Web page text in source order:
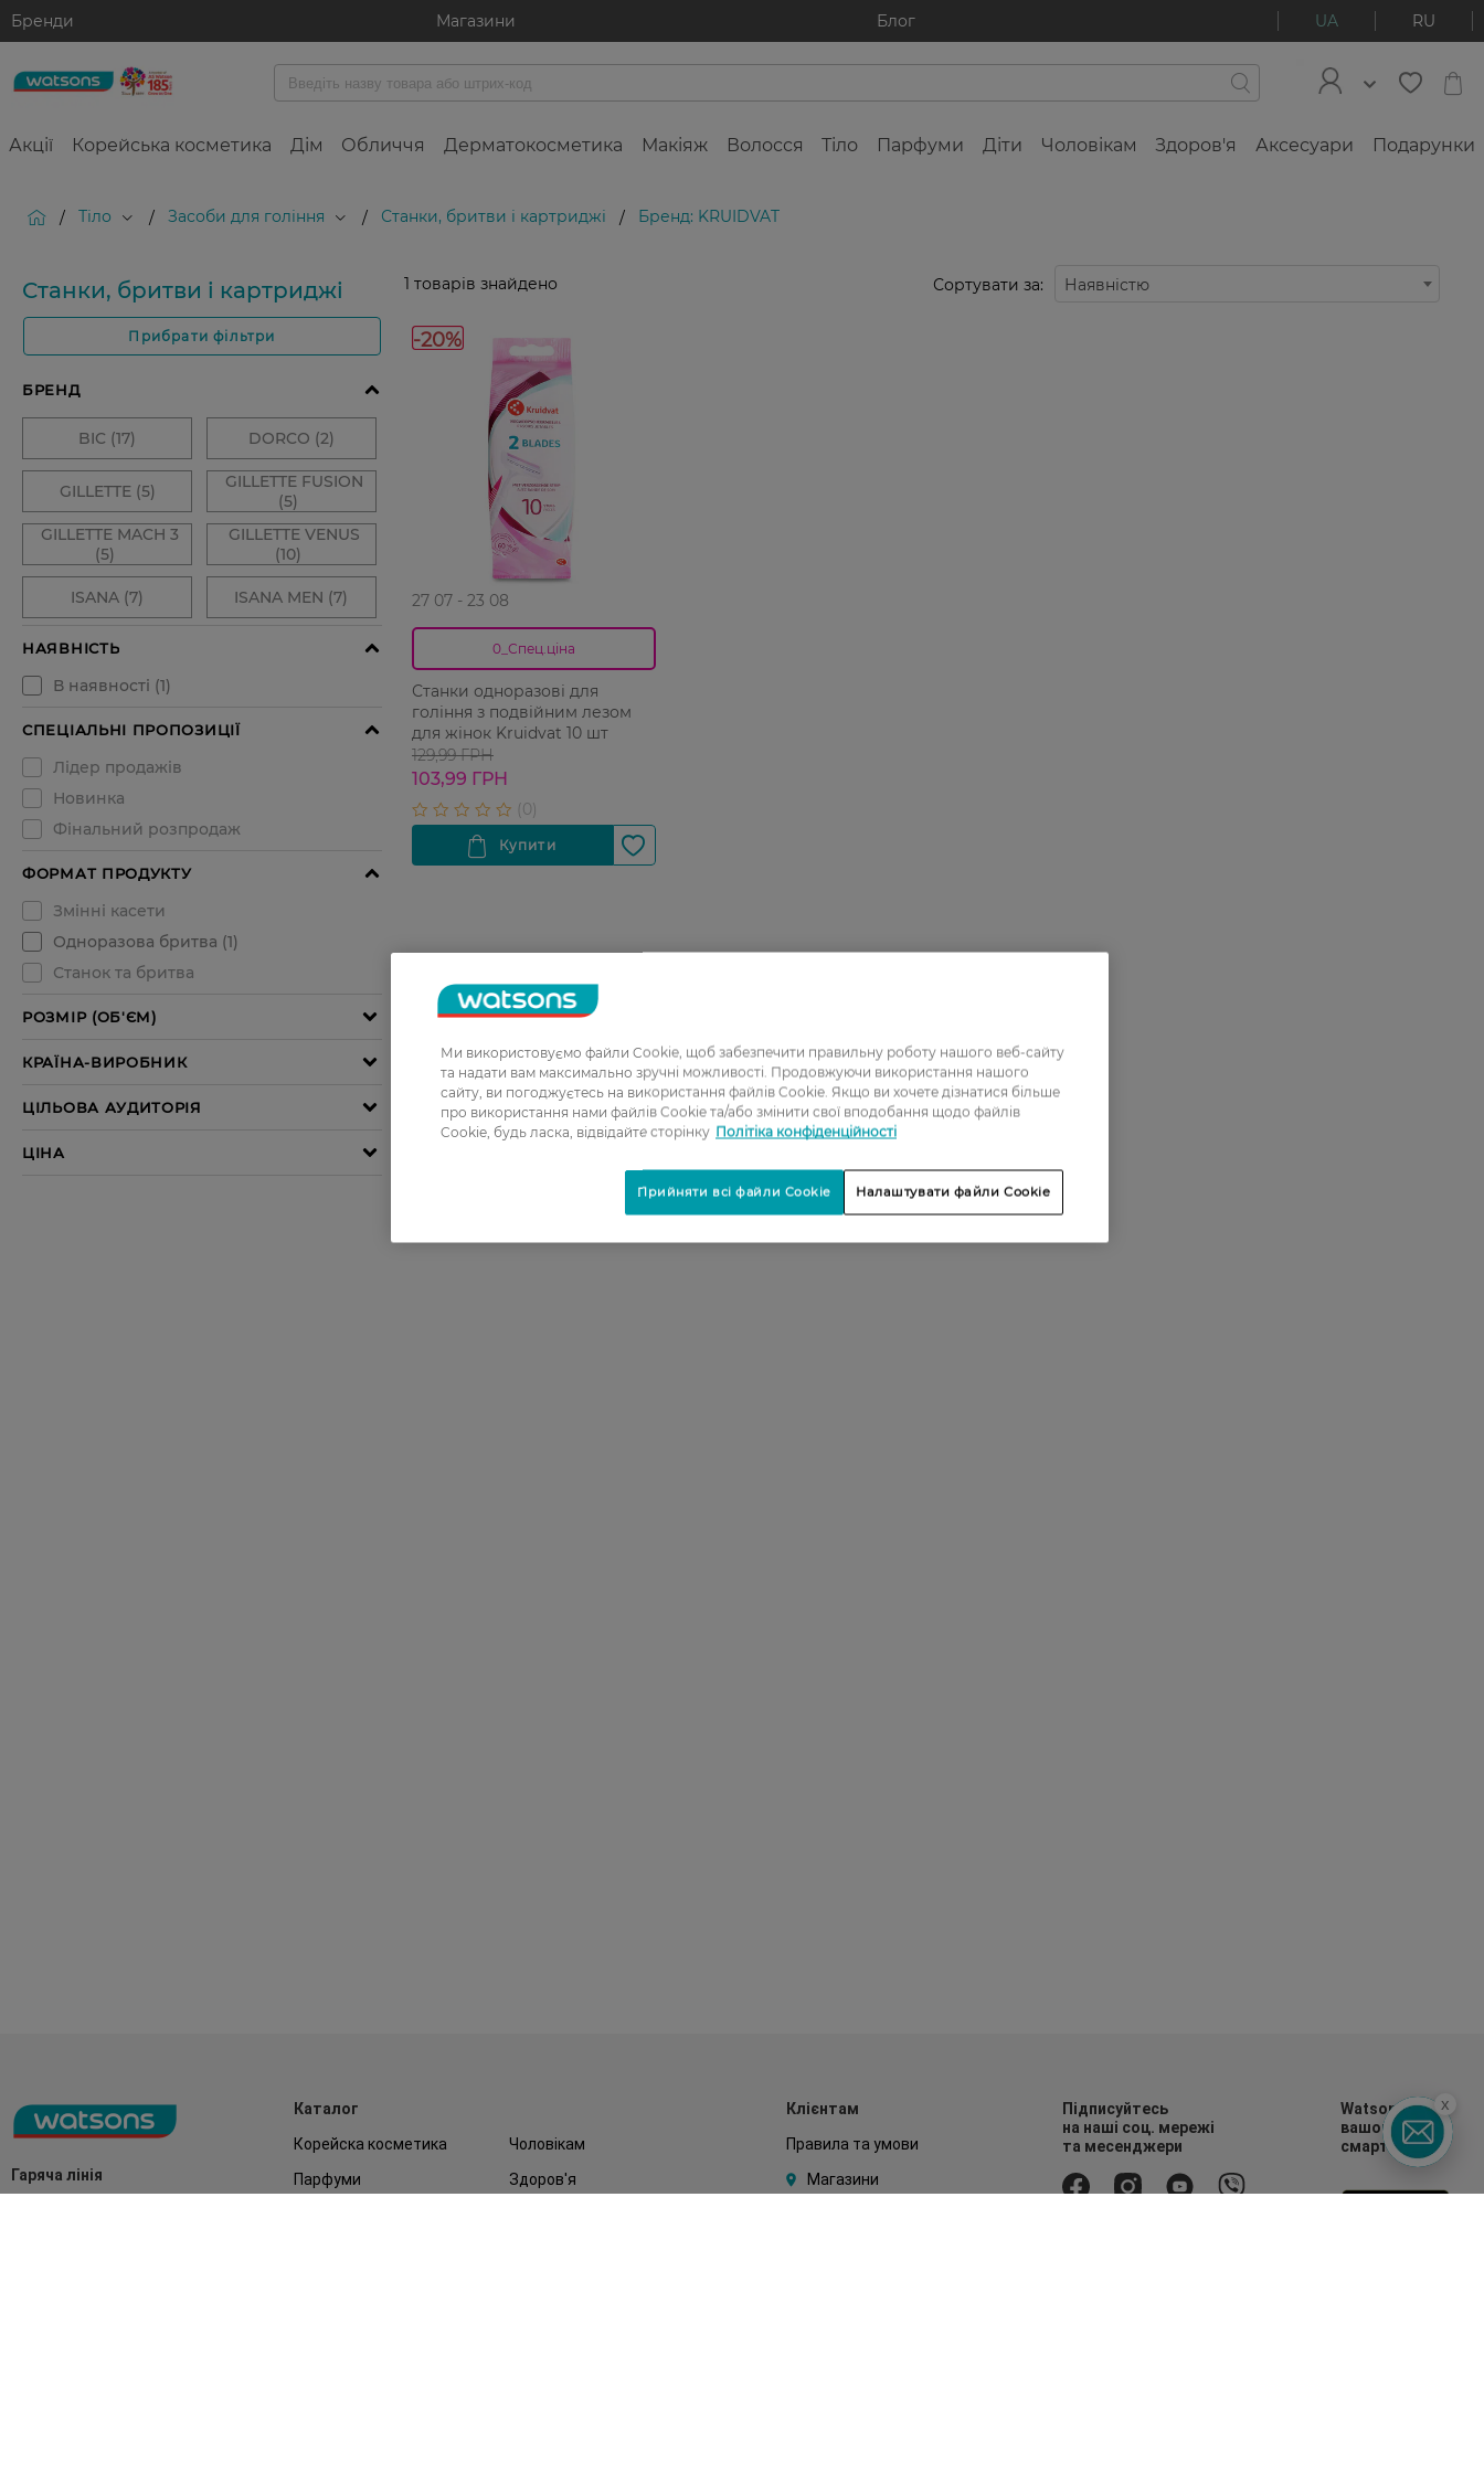
Бренди Магазини Блог UA RU
Акції Корейська косметика Дім Обличчя Дерматокосметика Макіяж Волосся Тіло Парфуми Діти Чоловікам Здоров'я Аксесуари Подарунки
/ Тіло / Засоби для гоління / Станки, бритви і картриджі / Бренд: KRUIDVAT
Станки, бритви і картриджі
Прибрати фільтри
1 товарів знайдено Сортувати за: Наявністю
-20%
27 07 - 23 08
0_Спец.ціна
Станки одноразові для
гоління з подвійним лезом
для жінок Kruidvat 10 шт
129,99 ГРН
103,99 ГРН
Гаряча лінія
Каталог
Корейска косметика
Чоловікам
Парфуми
Здоров'я
Клієнтам
Правила та умови
Магазини
Підписуйтесь
на наші соц. мережі
та месенджери
Watsons в
вашому
смартфоні
x
Ми використовуємо файли Cookie, щоб забезпечити правильну роботу нашого веб-сайту
та надати вам максимально зручні можливості. Продовжуючи використання нашого
сайту, ви погоджуєтесь на використання файлів Cookie. Якщо ви хочете дізнатися більше
про використання нами файлів Cookie та/або змінити свої вподобання щодо файлів
Cookie, будь ласка, відвідайте сторінку Політіка конфіденційності
Налаштувати файли Cookie
Прийняти всі файли Cookie